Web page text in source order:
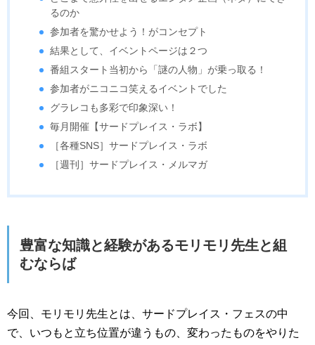
るのか
参加者を驚かせよう！がコンセプト
結果として、イベントページは２つ
番組スタート当初から「謎の人物」が乗っ取る！
参加者がニコニコ笑えるイベントでした
グラレコも多彩で印象深い！
毎月開催【サードプレイス・ラボ】
［各種SNS］サードプレイス・ラボ
［週刊］サードプレイス・メルマガ
豊富な知識と経験があるモリモリ先生と組
むならば
今回、モリモリ先生とは、サードプレイス・フェスの中
で、いつもと立ち位置が違うもの、変わったものをやりた